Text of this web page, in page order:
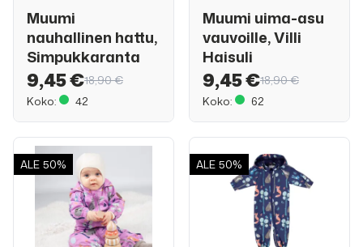
Muumi
nauhallinen hattu,
Simpukkaranta
9,45 €18,90 €
Koko:
42
Muumi uima-asu
vauvoille, Villi
Haisuli
9,45 €18,90 €
Koko:
62
ALE 50% ALE 50%